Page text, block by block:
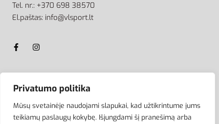
Privatumo politika
Mūsų svetainėje naudojami slapukai, kad užtikrintume jums
teikiamų paslaugų kokybę. Išjungdami šį pranešimą arba
Tel. nr.: +370 698 38570
El.paštas: info@vlsport.lt